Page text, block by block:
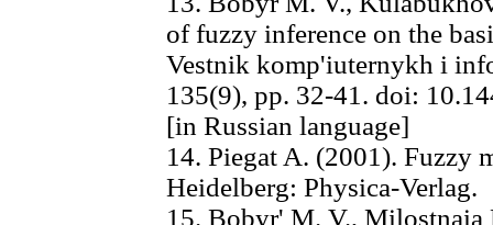
of fuzzy inference on the
Vestnik komp'iuternykh i
135(9), pp. 32-41. doi:
[in Russian language]
14. Piegat A. (2001). Fuzzy
Heidelberg: Physica-Verlag.
15. Bobyr' M. V., Milostnaia